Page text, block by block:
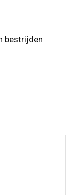
bestrijden